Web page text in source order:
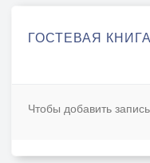
ГОСТЕВАЯ
Чтобы добавить запись